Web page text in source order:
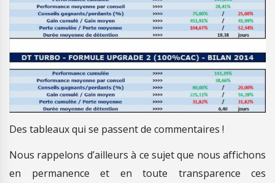
Des tableaux qui se passent de commentaires !
Nous rappelons d’ailleurs à ce sujet que nous affichons
en permanence et en toute transparence ces